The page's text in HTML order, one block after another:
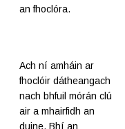
an fhoclóra.
Ach ní amháin ar
fhoclóir dátheangach
nach bhfuil mórán clú
air a mhairfidh an
duine. Bhí an